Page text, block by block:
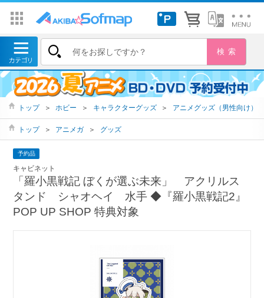
トップ ＞ ホビー ＞ キャラクターグッズ ＞ アニメグッズ（男性向け）
トップ ＞ アニメガ ＞ グッズ
予約品
キャビネット
「羅小黒戦記 ぼくが選ぶ未来」 アクリルス
タンド シャオヘイ 水手 ◆『羅小黒戦記2』
POP UP SHOP 特典対象